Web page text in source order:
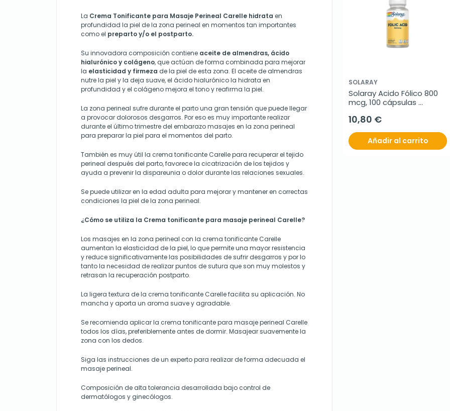
La Crema Tonificante para Masaje Perineal Carelle hidrata en
profundidad la piel de la zona perineal en momentos tan importantes
como el preparto y/o el postparto.
Su innovadora composición contiene aceite de almendras, ácido
hialurónico y colágeno, que actúan de forma combinada para mejorar
la elasticidad y firmeza de la piel de esta zona. El aceite de almendras
nutre la piel y la deja suave, el ácido hialurónico la hidrata en
profundidad y el colágeno mejora el tono y reafirma la piel.
La zona perineal sufre durante el parto una gran tensión que puede llegar
a provocar dolorosos desgarros. Por eso es muy importante realizar
durante el último trimestre del embarazo masajes en la zona perineal
para preparar la piel para el momentos del parto.
También es muy útil la crema tonificante Carelle para recuperar el tejido
perineal después del parto, favorece la cicatrización de los tejidos y
ayuda a prevenir la dispareunia o dolor durante las relaciones sexuales.
Se puede utilizar en la edad adulta para mejorar y mantener en correctas
condiciones la piel de la zona perineal.
¿Cómo se utiliza la Crema tonificante para masaje perineal Carelle?
Los masajes en la zona perineal con la crema tonificante Carelle
aumentan la elasticidad de la piel, lo que permite una mayor resistencia
y reduce significativamente las posibilidades de sufrir desgarros y por lo
tanto la necesidad de realizar puntos de sutura que son muy molestos y
retrasan la recuperación postparto.
La ligera textura de la crema tonificante Carelle facilita su aplicación. No
mancha y aporta un aroma suave y agradable.
Se recomienda aplicar la crema tonificante para masaje perineal Carelle
todos los días, preferiblemente antes de dormir. Masajear suavemente la
zona con los dedos.
Siga las instrucciones de un experto para realizar de forma adecuada el
masaje perineal.
Composición de alta tolerancia desarrollada bajo control de
dermatólogos y ginecólogos.
SOLARAY
Solaray Acido Fólico 800
mcg, 100 cápsulas
10,80 €
Añadir al carrito